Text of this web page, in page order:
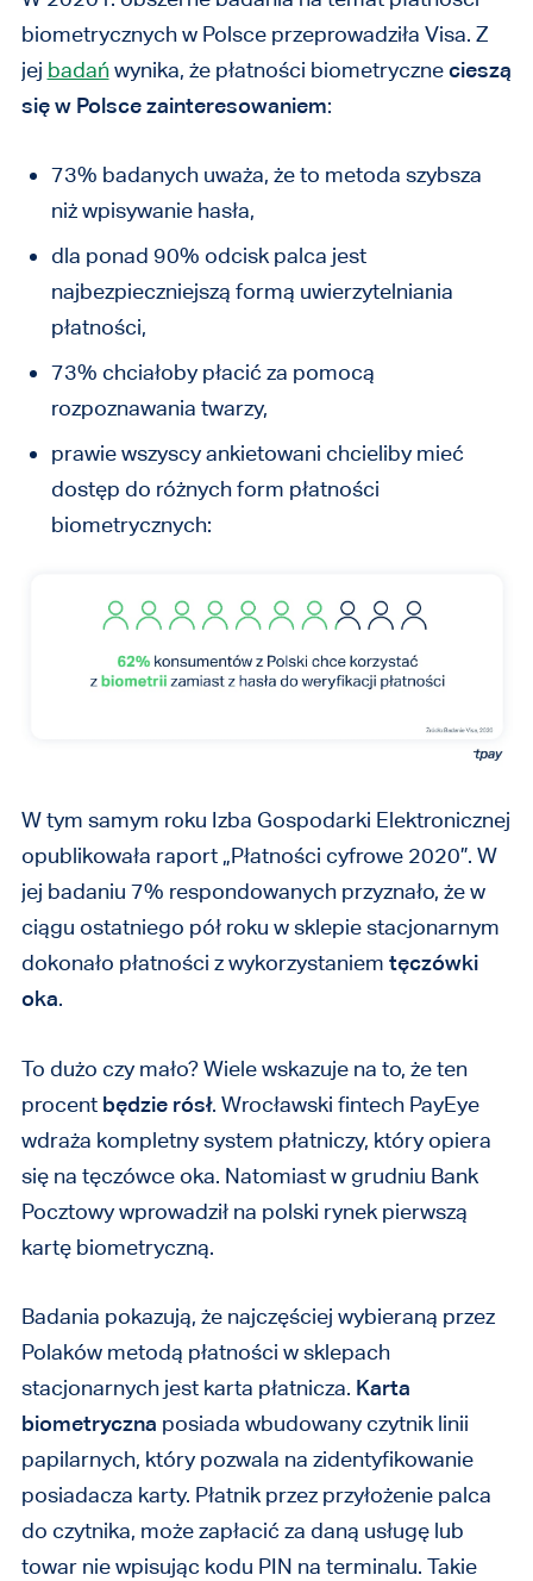
biometrycznych w Polsce przeprowadziła Visa. Z
jej badańwynika, że płatności biometrycznecieszą
się w Polsce zainteresowaniem:
73% badanych uważa, że to metoda szybsza
niż wpisywanie hasła,
dla ponad 90% odcisk palca jest
najbezpieczniejszą formą uwierzytelniania
płatności,
73% chciałoby płacić za pomocą
rozpoznawania twarzy,
prawie wszyscy ankietowani chcieliby mieć
dostęp do różnych form płatności
biometrycznych:
W tym samym roku Izba Gospodarki Elektronicznej
opublikowała raport „Płatności cyfrowe 2020”. W
jej badaniu 7% respondowanych przyznało, że w
ciągu ostatniego pół roku w sklepie stacjonarnym
dokonało płatności z wykorzystaniem tęczówki
oka.
To dużo czy mało? Wiele wskazuje na to, że ten
procent będzie rósł. Wrocławski fintech PayEye
wdraża kompletny system płatniczy, który opiera
się na tęczówce oka. Natomiast w grudniu Bank
Pocztowy wprowadził na polski rynek pierwszą
kartę biometryczną.
Badania pokazują, że najczęściej wybieraną przez
Polaków metodą płatności w sklepach
stacjonarnych jest karta płatnicza. Karta
biometryczna posiada wbudowany czytnik linii
papilarnych, który pozwala na zidentyfikowanie
posiadacza karty. Płatnik przez przyłożenie palca
do czytnika, może zapłacić za daną usługę lub
towar nie wpisując kodu PIN na terminalu. Takie